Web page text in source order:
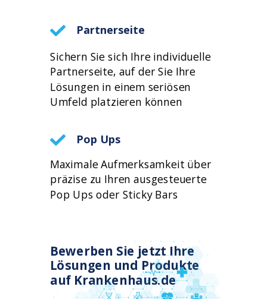
Bewerben Sie jetzt Ihre
Lösungen und Produkte
auf Krankenhaus.de
Pop Ups
Maximale Aufmerksamkeit über
präzise zu Ihren ausgesteuerte
Pop Ups oder Sticky Bars
Partnerseite
Sichern Sie sich Ihre individuelle
Partnerseite, auf der Sie Ihre
Lösungen in einem seriösen
Umfeld platzieren können